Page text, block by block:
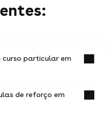
particular em
particular
de reforço em